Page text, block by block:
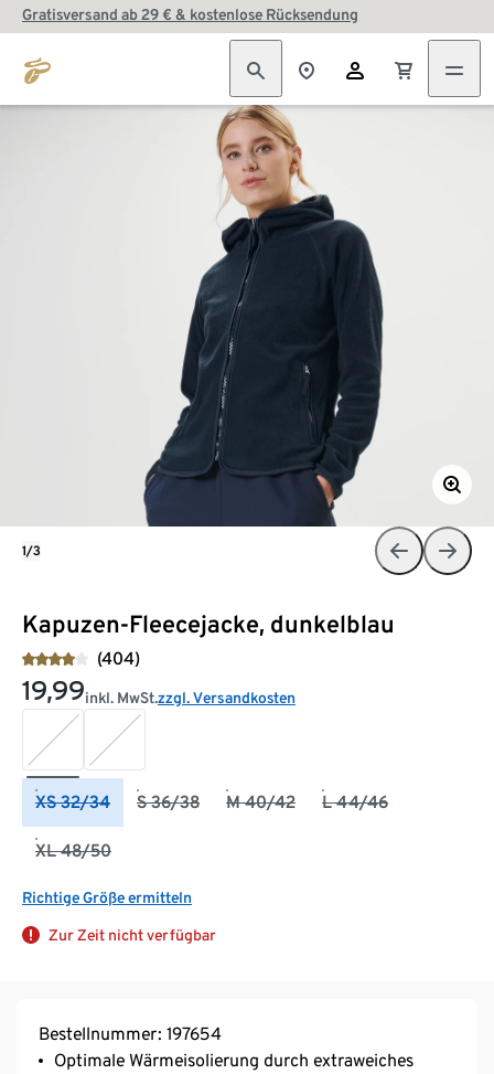
Gratisversand ab 29 € & kostenlose Rücksendung
Kapuzen-Fleecejacke, dunkelblau
(404)
19,99inkl. MwSt.zzgl. Versandkosten
XS 32/34 S 36/38 M 40/42 L 44/46
XL 48/50
Richtige Größe ermitteln
Zur Zeit nicht verfügbar
1/3
Bestellnummer: 197654
Optimale Wärmeisolierung durch extraweiches